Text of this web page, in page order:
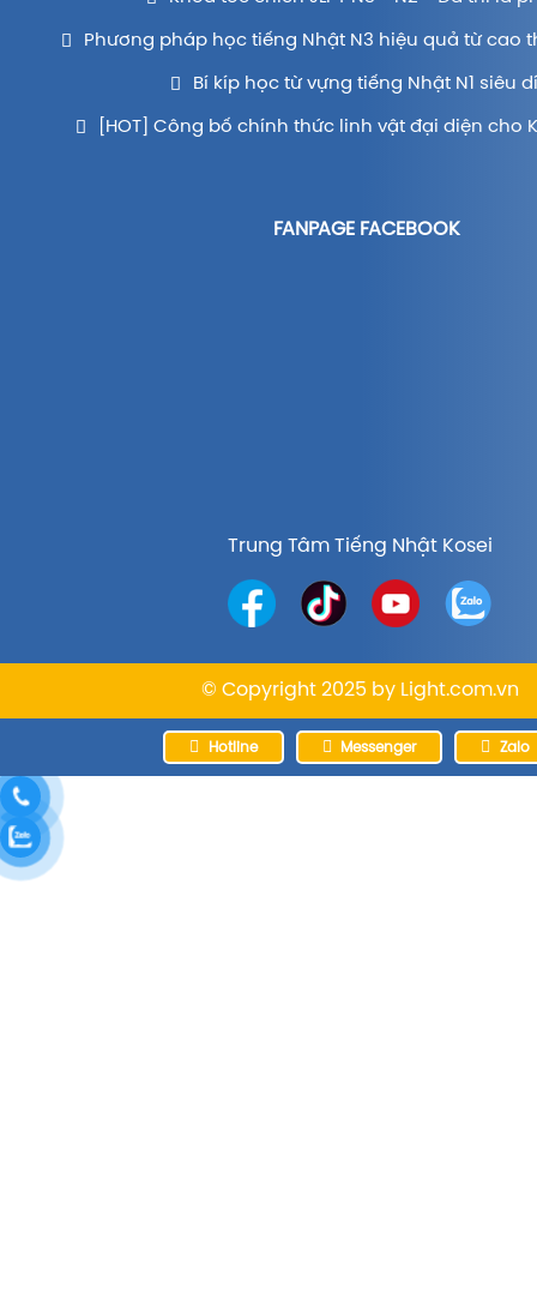
Phương pháp học tiếng Nhật N3 hiệu quả từ cao
Bí kíp học từ vựng tiếng Nhật N1 siêu
[HOT] Công bố chính thức linh vật đại diện cho
FANPAGE FACEBOOK
Trung Tâm Tiếng Nhật Kosei
© Copyright 2025 by Light.com.vn
Hotline Messenger Zalo